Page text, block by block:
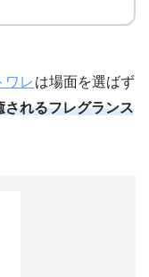
ワレ は場面を選ばず
されるフレグランス